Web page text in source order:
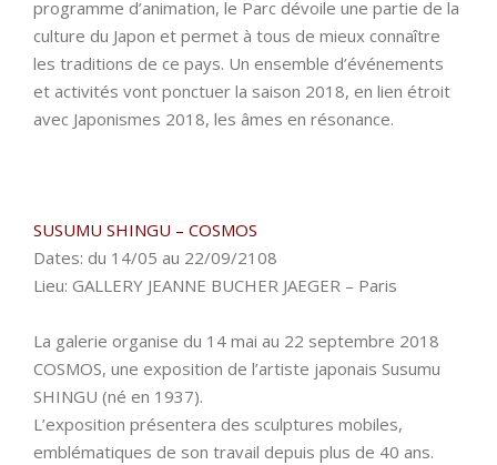
programme d’animation, le Parc dévoile une partie de la
culture du Japon et permet à tous de mieux connaître
les traditions de ce pays. Un ensemble d’événements
et activités vont ponctuer la saison 2018, en lien étroit
avec Japonismes 2018, les âmes en résonance.
SUSUMU SHINGU – COSMOS
Dates: du 14/05 au 22/09/2108
Lieu: GALLERY JEANNE BUCHER JAEGER – Paris
La galerie organise du 14 mai au 22 septembre 2018
COSMOS, une exposition de l’artiste japonais Susumu
SHINGU (né en 1937).
L’exposition présentera des sculptures mobiles,
emblématiques de son travail depuis plus de 40 ans.